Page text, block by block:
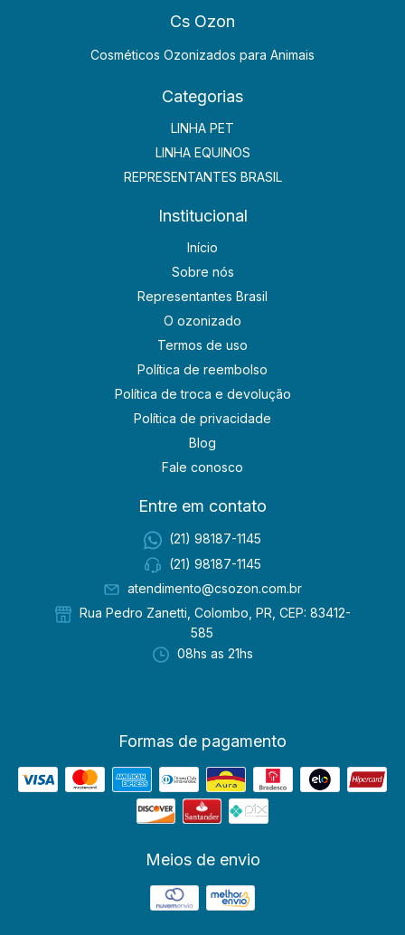
Cs Ozon
Cosméticos Ozonizados para Animais
Categorias
LINHA PET
LINHA EQUINOS
REPRESENTANTES BRASIL
Institucional
Início
Sobre nós
Representantes Brasil
O ozonizado
Termos de uso
Política de reembolso
Política de troca e devolução
Política de privacidade
Blog
Fale conosco
Entre em contato
(21) 98187-1145
(21) 98187-1145
atendimento@csozon.com.br
Rua Pedro Zanetti, Colombo, PR, CEP: 83412-
585
08hs as 21hs
Formas de pagamento
Meios de envio